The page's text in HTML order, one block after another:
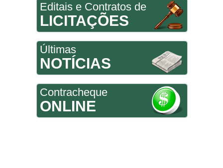
Editais e Contratos de
LICITAÇÕES
Últimas
NOTÍCIAS
Contracheque
ONLINE